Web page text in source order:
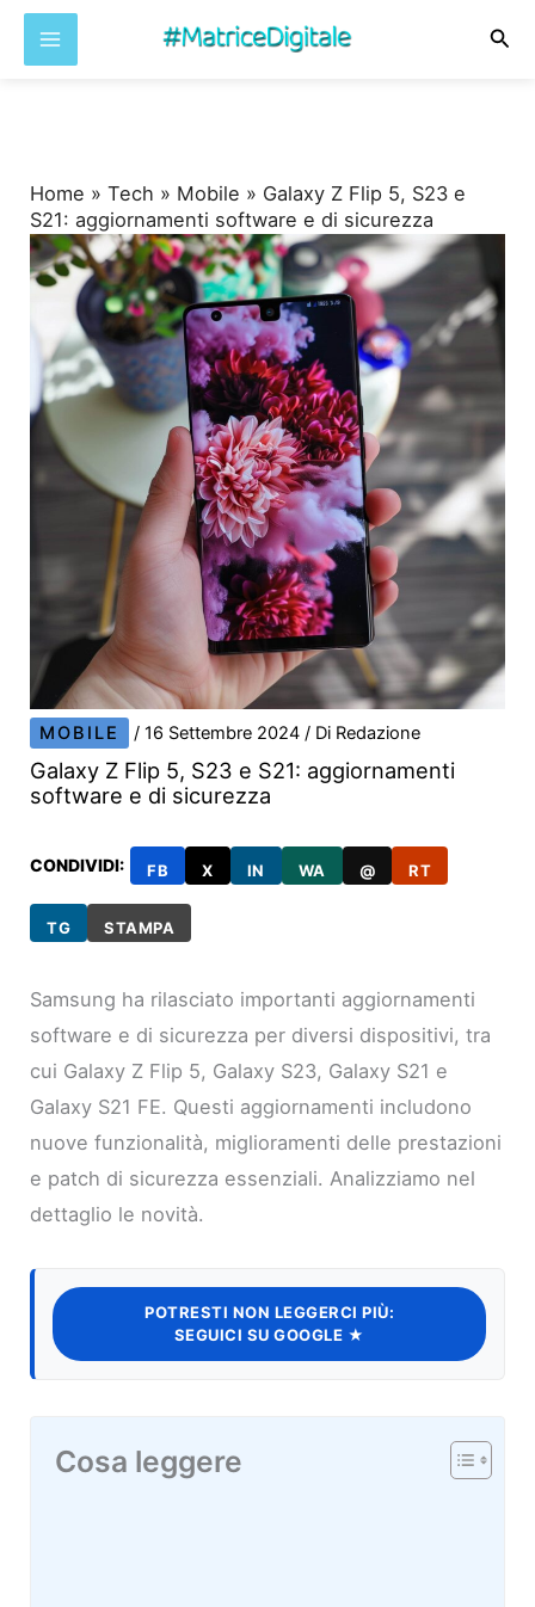
Home »Tech » Mobile » Galaxy Z Flip 5, S23 e
S21: aggiornamenti software e di sicurezza
MOBILE /16 Settembre 2024/ Di Redazione
Galaxy Z Flip 5, S23 e S21: aggiornamenti
software e di sicurezza
CONDIVIDI: FB X IN WA @ RT
TG STAMPA
Samsung ha rilasciato importanti aggiornamenti
software e di sicurezza per diversi dispositivi, tra
cui Galaxy Z Flip 5, Galaxy S23, Galaxy S21 e
Galaxy S21 FE. Questi aggiornamenti includono
nuove funzionalità, miglioramenti delle prestazioni
e patch di sicurezza essenziali. Analizziamo nel
dettaglio le novità.
POTRESTI NON LEGGERCI PIÙ:
SEGUICI SU GOOGLE ★
Cosa leggere